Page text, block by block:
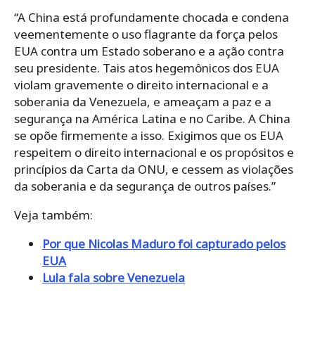
“A China está profundamente chocada e condena
veementemente o uso flagrante da força pelos
EUA contra um Estado soberano e a ação contra
seu presidente. Tais atos hegemônicos dos EUA
violam gravemente o direito internacional e a
soberania da Venezuela, e ameaçam a paz e a
segurança na América Latina e no Caribe. A China
se opõe firmemente a isso. Exigimos que os EUA
respeitem o direito internacional e os propósitos e
princípios da Carta da ONU, e cessem as violações
da soberania e da segurança de outros países.”
Veja também:
Por que Nicolas Maduro foi capturado pelos
EUA
Lula fala sobre Venezuela